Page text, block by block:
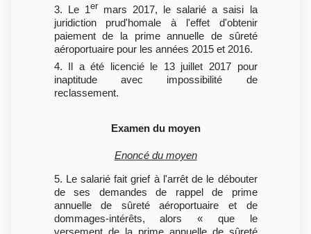
3. Le 1er
mars 2017, le salarié a saisi la
juridiction prud'homale à l'effet d'obtenir
paiement de la prime annuelle de sûreté
aéroportuaire pour les années 2015 et 2016.
4. Il a été licencié le 13 juillet 2017 pour
inaptitude avec impossibilité de
reclassement.
Examen du moyen
Enoncé du moyen
5. Le salarié fait grief à l'arrêt de le débouter
de ses demandes de rappel de prime
annuelle de sûreté aéroportuaire et de
dommages-intérêts, alors « que le